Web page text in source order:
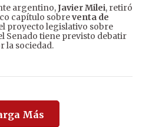
argentino,Javier Milei, retiró
capítulo sobreventa de
proyecto legislativo sobre
Senado tiene previsto debatir
la sociedad.
Más